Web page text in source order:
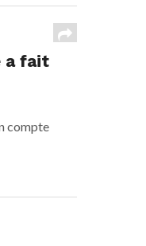
a fait
compte